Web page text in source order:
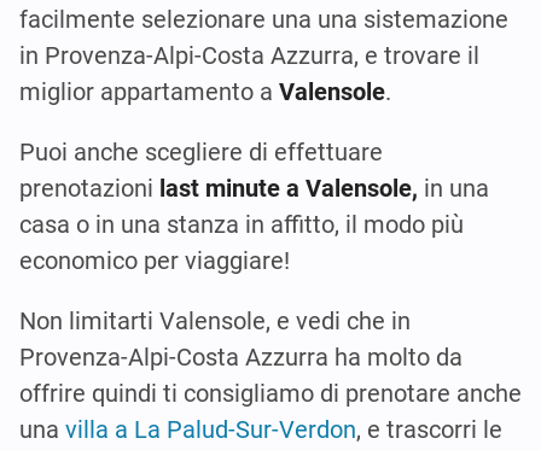
facilmente selezionare una una sistemazione
in Provenza-Alpi-Costa Azzurra, e trovare il
miglior appartamento a Valensole.
Puoi anche scegliere di effettuare
prenotazioni last minute a Valensole, in una
casa o in una stanza in affitto, il modo più
economico per viaggiare!
Non limitarti Valensole, e vedi che in
Provenza-Alpi-Costa Azzurra ha molto da
offrire quindi ti consigliamo di prenotare anche
una villa a La Palud-Sur-Verdon, e trascorri le